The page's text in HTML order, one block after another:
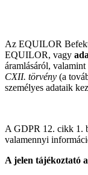
Az EQUILOR
EQUILOR, vagy
áramlásáról,
CXII. törvény (a
személyes adataik
A GDPR 12. cikk 1.
valamennyi
A jelen tájékoztató